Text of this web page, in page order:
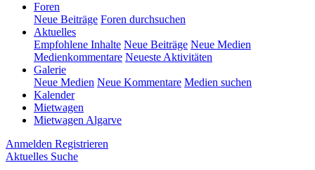
Foren
Neue Beiträge Foren durchsuchen
Aktuelles
Empfohlene Inhalte Neue Beiträge Neue Medien
Medienkommentare Neueste Aktivitäten
Galerie
Neue Medien Neue Kommentare Medien suchen
Kalender
Mietwagen
Mietwagen Algarve
Anmelden Registrieren
Aktuelles Suche